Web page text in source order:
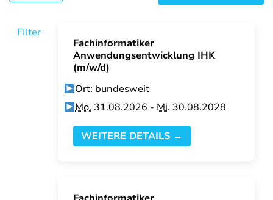
Filter
Fachinformatiker
Anwendungsentwicklung IHK
(m/w/d)
Ort: bundesweit
Mo. 31.08.2026 -Mi. 30.08.2028
WEITERE DETAILS →